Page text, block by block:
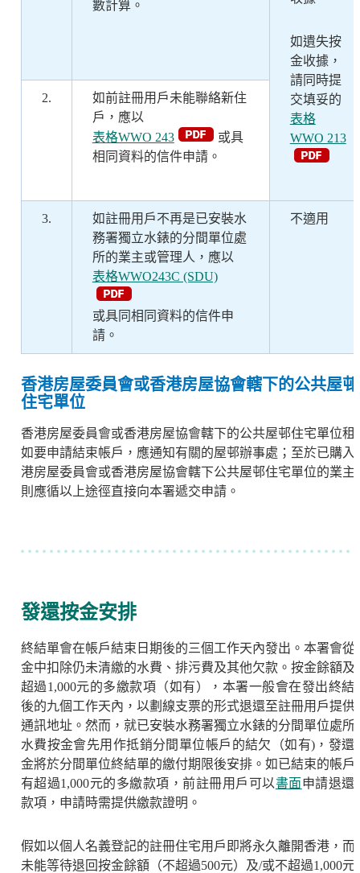
數計算。
如遺失按
金收據，
請同時提
交填妥的
表格
WWO 213
2.
如前註冊用戶未能聯絡新住
戶，應以
表格WWO 243
或具
相同資料的信件申請。
3.
如註冊用戶不再是已安裝水
務署獨立水錶的分間單位處
所的業主或管理人，應以
表格WWO243C (SDU)
或具同相同資料的信件申
請。
不適用
香港房屋委員會或香港房屋協會轄下的公共屋邨
住宅單位
香港房屋委員會或香港房屋協會轄下的公共屋邨住宅單位租
如要申請結束帳戶，應通知有關的屋邨辦事處；至於已購入
港房屋委員會或香港房屋協會轄下公共屋邨住宅單位的業主
則應循以上途徑直接向本署遞交申請。
發還按金安排
終結單會在帳戶結束日期後的三個工作天內發出。本署會從
金中扣除仍未清繳的水費、排污費及其他欠款。按金餘額及
超過1,000元的多繳款項（如有），本署一般會在發出終結
後的九個工作天內，以劃線支票的形式退還至註冊用戶提供
通訊地址。然而，就已安裝水務署獨立水錶的分間單位處所
水費按金會先用作抵銷分間單位帳戶的結欠（如有)，發還
金將於分間單位終結單的繳付期限後安排。如已結束的帳戶
有超過1,000元的多繳款項，前註冊用戶可以書面申請退還
款項，申請時需提供繳款證明。
假如以個人名義登記的註冊住宅用戶即將永久離開香港，而
未能等待退回按金餘額（不超過500元）及/或不超過1,000元